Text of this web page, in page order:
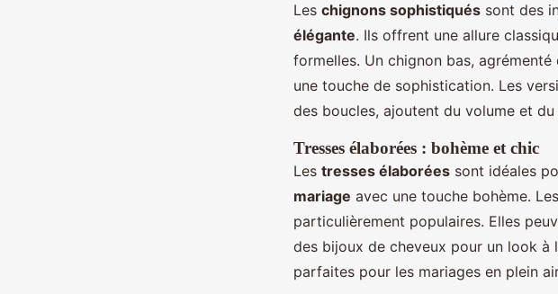
Les chignons sophistiqués sont des
élégante. Ils offrent une allure
formelles. Un chignon bas,
une touche de sophistication. Les
des boucles, ajoutent du volume et du
Tresses élaborées : bohème et chic
Les tresses élaborées sont idéales
mariage avec une touche bohème.
particulièrement populaires. Elles
des bijoux de cheveux pour un look
parfaites pour les mariages en plein